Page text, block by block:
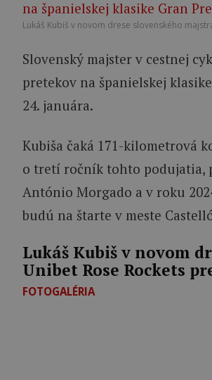
Lukáš Kubiš v novom drese slovenského
Slovenský majster v cestnej
pretekov na španielskej
24. januára.
Kubiša čaká 171-kilometrová
o tretí ročník tohto podujatia,
António Morgado a v roku
budú na štarte v meste
Lukáš Kubiš v novom
Unibet Rose Rockets
FOTOGALÉRIA